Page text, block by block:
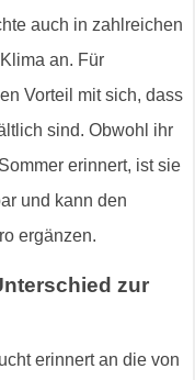
auch in zahlreichen
an. Für
Vorteil mit sich, dass
sind. Obwohl ihr
erinnert, ist sie
und kann den
ergänzen.
zur
erinnert an die von